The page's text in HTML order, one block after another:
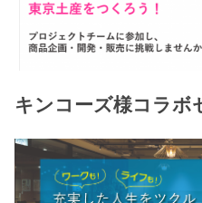
キンコーズ様コラボ